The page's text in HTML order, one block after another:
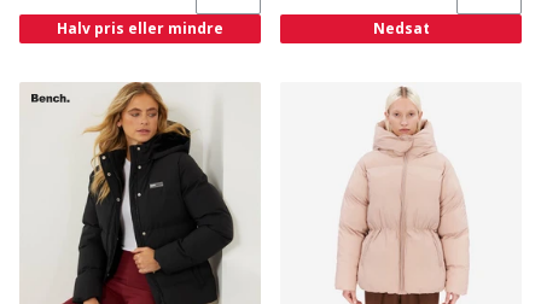
Halv pris eller mindre Nedsat